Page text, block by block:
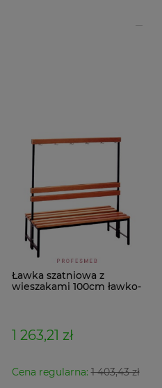
Ławka szatniowa z
wieszakami 100cm ławko-
1 263,21 zł
Cena regularna:1 403,43 zł